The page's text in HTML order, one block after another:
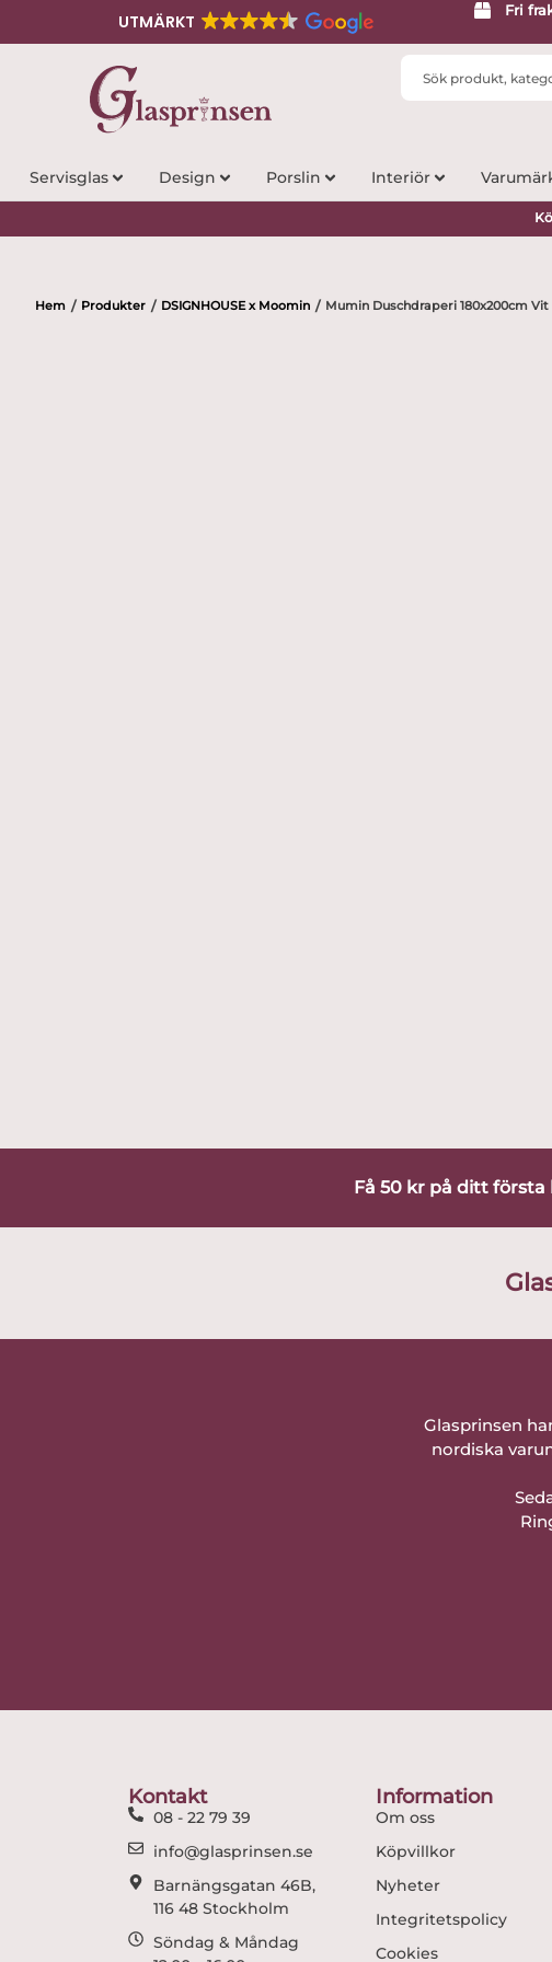
UTMÄRKT
Fri
Search
Servisglas Design Porslin Interiör
Hem / Produkter / DSIGNHOUSE x Moomin / Mumin Duschdraperi 180x200cm Vit
Få 50 kr på ditt
Glasprinsen
nordiska
Kontakt
08 - 22 79 39
info@glasprinsen.se
Barnängsgatan 46B,
116 48 Stockholm
Söndag & Måndag
Information
Om oss
Köpvillkor
Nyheter
Integritetspolicy
Cookies